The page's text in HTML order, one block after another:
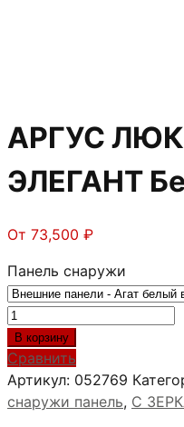
АРГУС
ЭЛЕГАНТ
От 73,500 ₽
Панель снаружи
Количество
товара
АРГУС
ЛЮКС
3К
В корзину
Сравнить
Артикул: 052769
снаружи панель, С